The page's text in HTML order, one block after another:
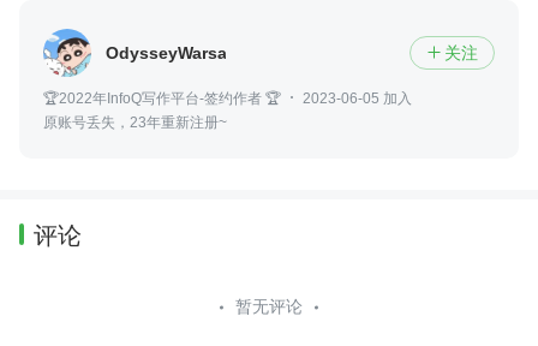
OdysseyWarsaw  关注
🏆2022年InfoQ写作平台-签约作者 🏆
2023-06-05 加入
原账号丢失，23年重新注册~
评论
暂无评论